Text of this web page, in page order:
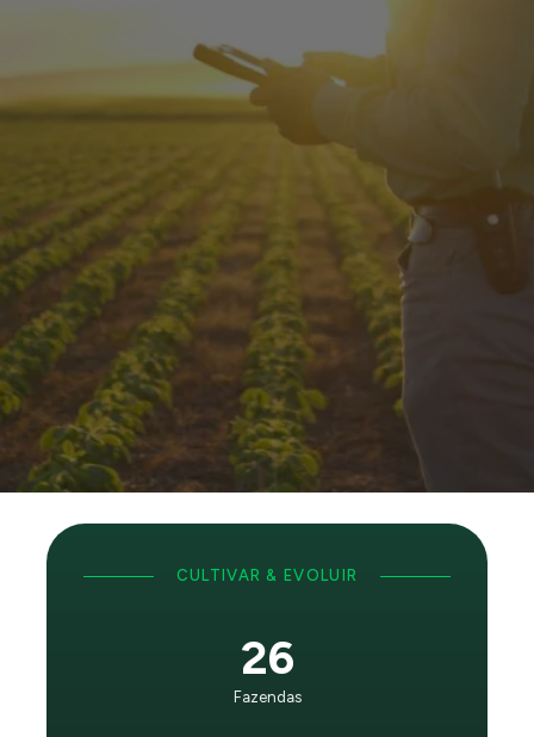
NOSSO
SONHO GRANDE
É o princípio que guia nosso negócio e evolução:
“Impactar positivamente gerações futuras, sendo líder
mundial em eficiência no negócio agrícola e respeito
CULTIVAR & EVOLUIR
26
Fazendas